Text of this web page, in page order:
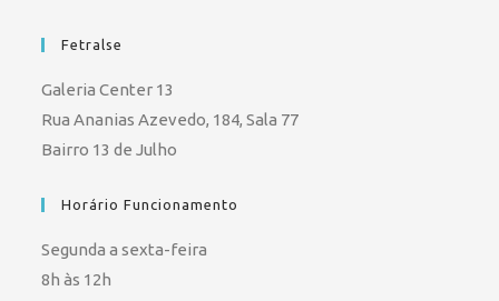
Fetralse
Galeria Center 13
Rua Ananias Azevedo, 184, Sala 77
Bairro 13 de Julho
Horário Funcionamento
Segunda a sexta-feira
8h às 12h